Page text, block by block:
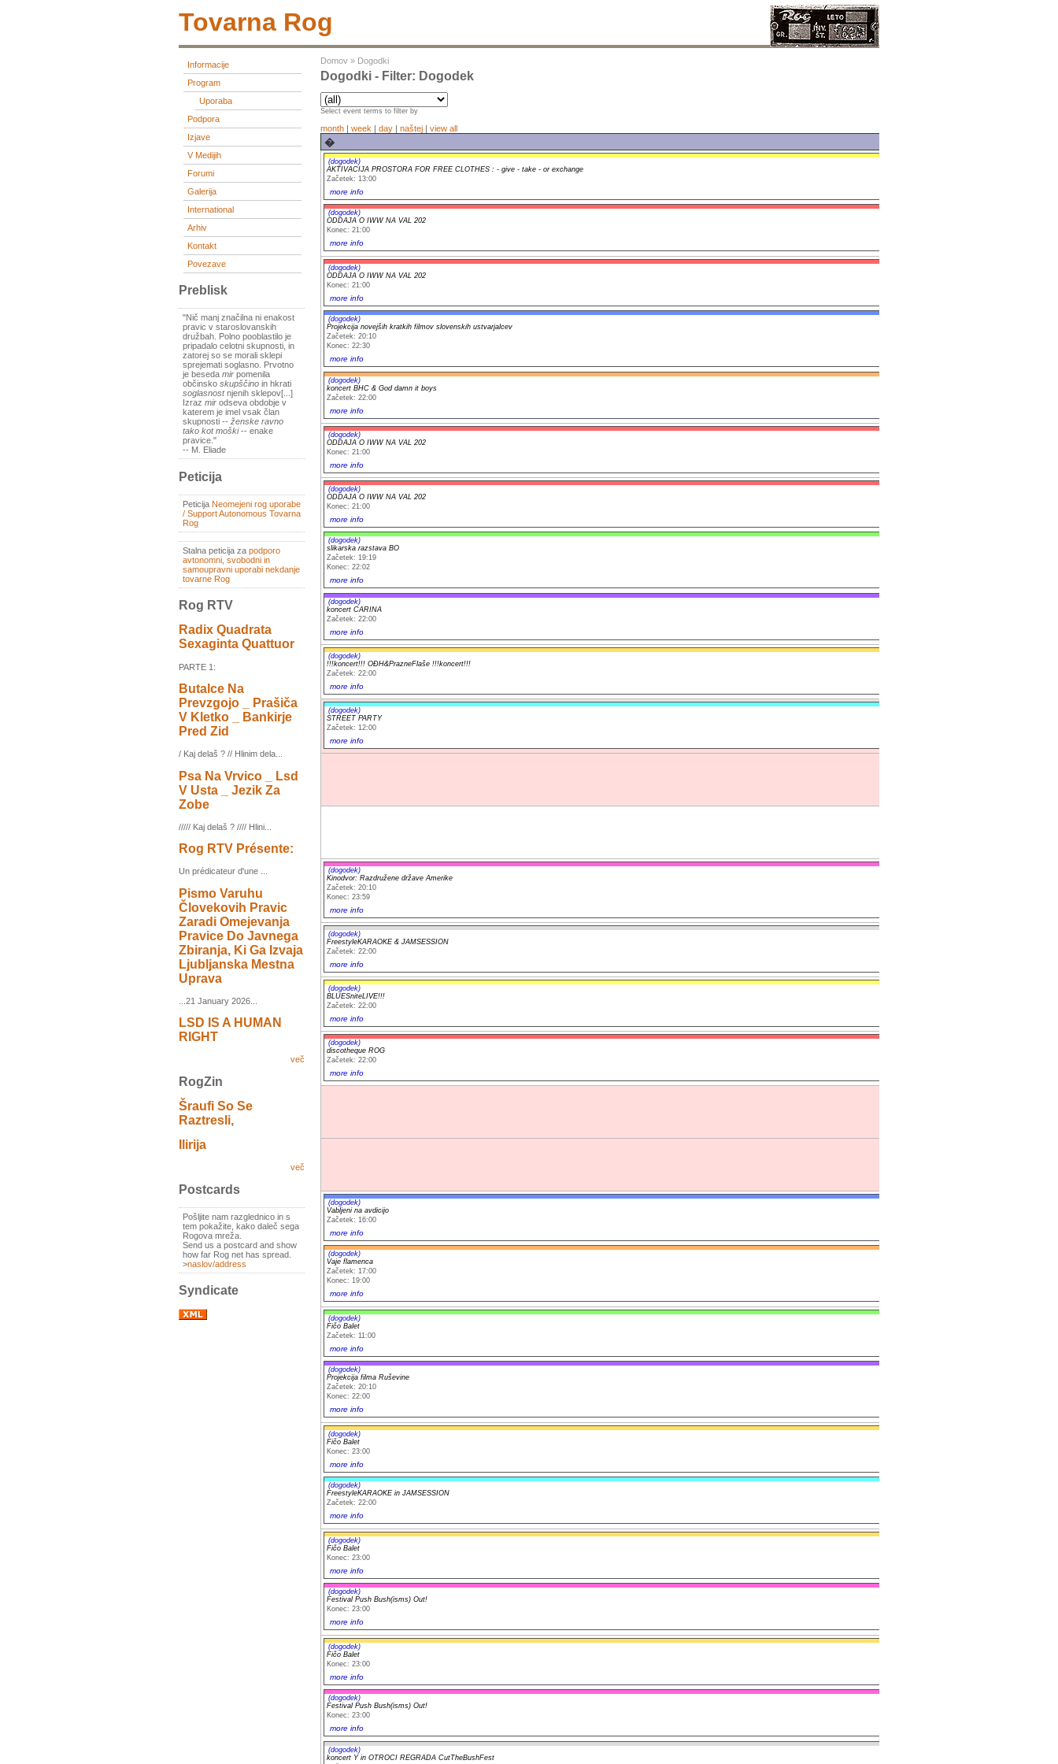
Tovarna Rog
Informacije
Program
Uporaba
Podpora
Izjave
V Medijih
Forumi
Galerija
International
Arhiv
Kontakt
Povezave
Preblisk
"Nič manj značilna ni enakost
pravic v staroslovanskih
družbah. Polno pooblastilo je
pripadalo celotni skupnosti, in
zatorej so se morali sklepi
sprejemati soglasno. Prvotno
je beseda mir pomenila
občinsko skupščino in hkrati
soglasnostnjenih sklepov[...]
Izraz mir odseva obdobje v
katerem je imel vsak član
skupnosti -- ženske ravno
tako kot moški-- enake
pravice."
-- M. Eliade
Peticija
Peticija Neomejeni rog uporabe
/ Support Autonomous Tovarna
Rog
Stalna peticija za podporo
avtonomni, svobodni in
samoupravni uporabi nekdanje
tovarne Rog
Rog RTV
Radix Quadrata
Sexaginta Quattuor
PARTE 1:
Butalce Na
Prevzgojo _ Prašiča
V Kletko _ Bankirje
Pred Zid
/ Kaj delaš ? // Hlinim dela...
Psa Na Vrvico _ Lsd
V Usta _ Jezik Za
Zobe
///// Kaj delaš ? //// Hlini...
Rog RTV Présente:
Un prédicateur d'une ...
Pismo Varuhu
Človekovih Pravic
Zaradi Omejevanja
Pravice Do Javnega
Zbiranja, Ki Ga Izvaja
Ljubljanska Mestna
Uprava
...21 January 2026...
LSD IS A HUMAN
RIGHT
več
RogZin
Šraufi So Se
Raztresli,
Ilirija
več
Postcards
Pošljite nam razglednico in s
tem pokažite, kako daleč sega
Rogova mreža.
Send us a postcard and show
how far Rog net has spread.
>naslov/address
Syndicate
Domov » Dogodki
Dogodki - Filter: Dogodek
Select event terms to filter by
month | week | day | naštej | view all
�
(dogodek)
AKTIVACIJA PROSTORA FOR FREE CLOTHES : - give - take - or exchange
Začetek: 13:00
more info
(dogodek)
ODDAJA O IWW NA VAL 202
Konec: 21:00
more info
(dogodek)
ODDAJA O IWW NA VAL 202
Konec: 21:00
more info
(dogodek)
Projekcija novejših kratkih filmov slovenskih ustvarjalcev
Začetek: 20:10
Konec: 22:30
more info
(dogodek)
koncert BHC & God damn it boys
Začetek: 22:00
more info
(dogodek)
ODDAJA O IWW NA VAL 202
Konec: 21:00
more info
(dogodek)
ODDAJA O IWW NA VAL 202
Konec: 21:00
more info
(dogodek)
slikarska razstava BO
Začetek: 19:19
Konec: 22:02
more info
(dogodek)
koncert CARINA
Začetek: 22:00
more info
(dogodek)
!!!koncert!!! OĐH&PrazneFlaše !!!koncert!!!
Začetek: 22:00
more info
(dogodek)
STREET PARTY
Začetek: 12:00
more info
(dogodek)
Kinodvor: Razdružene države Amerike
Začetek: 20:10
Konec: 23:59
more info
(dogodek)
FreestyleKARAOKE & JAMSESSION
Začetek: 22:00
more info
(dogodek)
BLUESniteLIVE!!!
Začetek: 22:00
more info
(dogodek)
discotheque ROG
Začetek: 22:00
more info
(dogodek)
Vabljeni na avdicijo
Začetek: 16:00
more info
(dogodek)
Vaje flamenca
Začetek: 17:00
Konec: 19:00
more info
(dogodek)
Fičo Balet
Začetek: 11:00
more info
(dogodek)
Projekcija filma Ruševine
Začetek: 20:10
Konec: 22:00
more info
(dogodek)
Fičo Balet
Konec: 23:00
more info
(dogodek)
FreestyleKARAOKE in JAMSESSION
Začetek: 22:00
more info
(dogodek)
Fičo Balet
Konec: 23:00
more info
(dogodek)
Festival Push Bush(isms) Out!
Konec: 23:00
more info
(dogodek)
Fičo Balet
Konec: 23:00
more info
(dogodek)
Festival Push Bush(isms) Out!
Konec: 23:00
more info
(dogodek)
koncert Y in OTROCI REGRADA CutTheBushFest